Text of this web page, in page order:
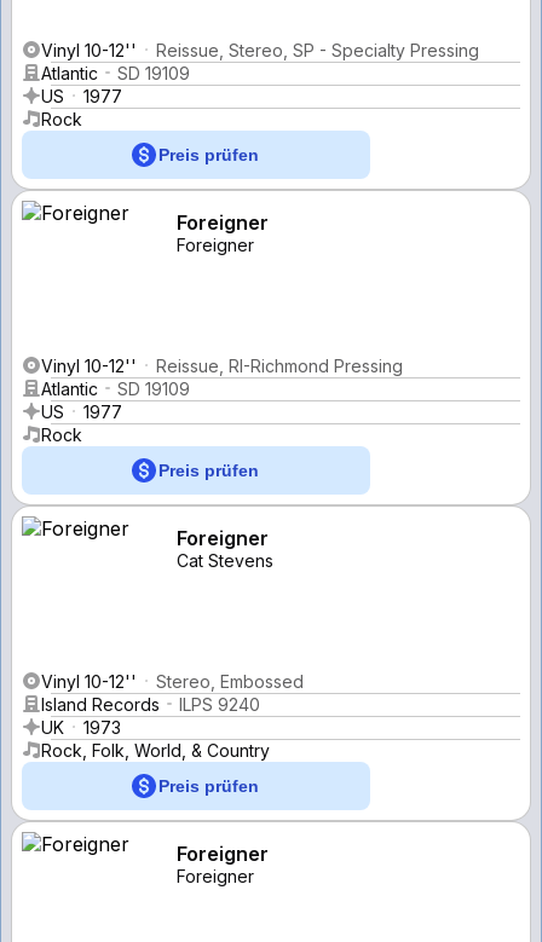
Vinyl 10-12''
Reissue, Stereo, SP - Specialty Pressing
Atlantic
SD 19109
US
1977
Rock
Preis prüfen
Foreigner
Foreigner
Vinyl 10-12''
Reissue, RI-Richmond Pressing
Atlantic
SD 19109
US
1977
Rock
Preis prüfen
Foreigner
Cat Stevens
Vinyl 10-12''
Stereo, Embossed
Island Records
ILPS 9240
UK
1973
Rock, Folk, World, & Country
Preis prüfen
Foreigner
Foreigner